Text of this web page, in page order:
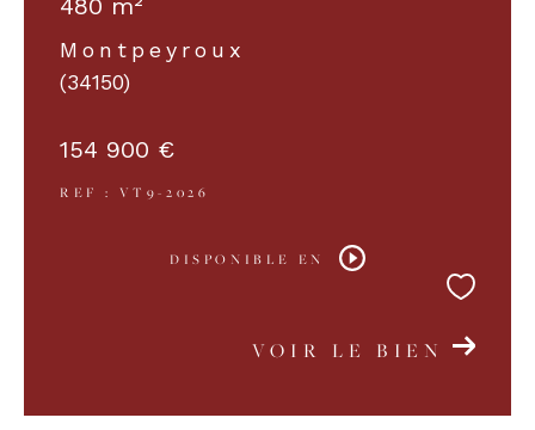
Montpeyroux
(34150)
154 900 €
REF : VT9-2026
DISPONIBLE EN
VOIR LE BIEN
COUPS DE COEUR
RECHERCHER